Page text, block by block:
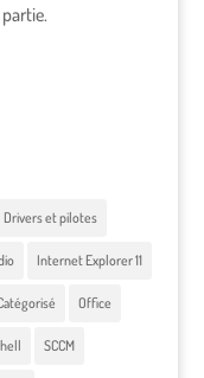
Drivers et pilotes
Internet Explorer 11
Office
SCCM